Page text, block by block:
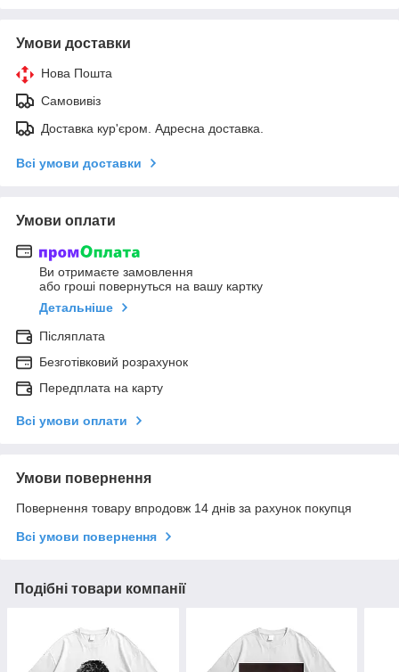
Умови доставки
Нова Пошта
Самовивіз
Доставка кур'єром. Адресна доставка.
Всі умови доставки
Умови оплати
Ви отримаєте замовлення
або гроші повернуться на вашу картку
Детальніше
Післяплата
Безготівковий розрахунок
Передплата на карту
Всі умови оплати
Умови повернення
Повернення товару впродовж 14 днів за рахунок покупця
Всі умови повернення
Подібні товари компанії